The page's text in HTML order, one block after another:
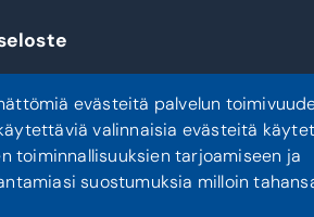
evästeitä palvelun
valinnaisia evästeitä
toiminnallisuuksien tarjoamiseen ja
suostumuksia milloin